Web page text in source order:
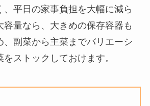
、平日の家事負担を大幅に減ら
容量なら、大きめの保存容器も
、副菜から主菜までバリエーシ
ストックしておけます。